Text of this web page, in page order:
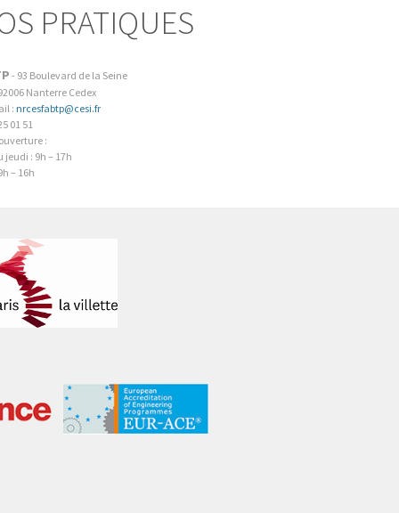
PRATIQUES
- 93 Boulevard de la Seine
Nanterre Cedex
: nrcesfabtp@cesi.fr
01 51
:
jeudi : 9h – 17h
– 16h